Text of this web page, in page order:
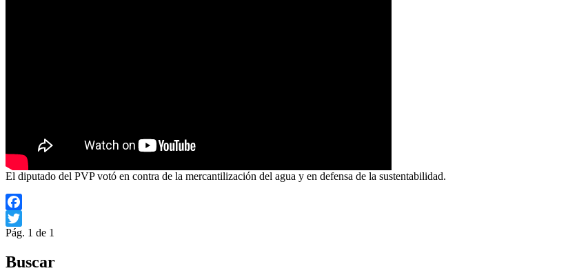
El diputado del PVP votó en contra de la mercantilización del agua y en defensa de la sustentabilidad.
Facebook
Twitter
Pág. 1 de 1
Buscar